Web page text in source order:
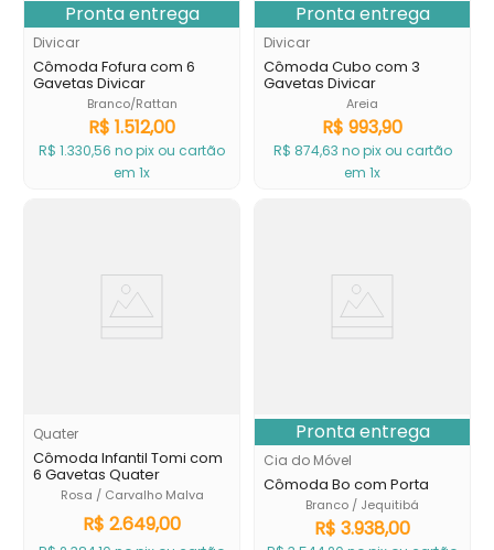
Pronta entrega
Divicar
Cômoda Fofura com 6
Gavetas Divicar
Branco/Rattan
R$ 1.512,00
R$ 1.330,56 no pix ou cartão
em 1x
Pronta entrega
Divicar
Cômoda Cubo com 3
Gavetas Divicar
Areia
R$ 993,90
R$ 874,63 no pix ou cartão
em 1x
Quater
Cômoda Infantil Tomi com
6 Gavetas Quater
Rosa / Carvalho Malva
R$ 2.649,00
Pronta entrega
Cia do Móvel
Cômoda Bo com Porta
Branco / Jequitibá
R$ 3.938,00